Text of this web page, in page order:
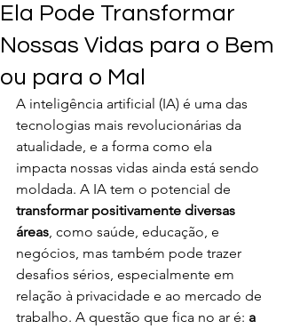
Ela Pode Transformar
Nossas Vidas para o Bem
ou para o Mal
A inteligência artificial (IA) é uma das
tecnologias mais revolucionárias da
atualidade, e a forma como ela
impacta nossas vidas ainda está sendo
moldada. A IA tem o potencial de
transformar positivamente diversas
áreas, como saúde, educação, e
negócios, mas também pode trazer
desafios sérios, especialmente em
relação à privacidade e ao mercado de
trabalho. A questão que fica no ar é: a